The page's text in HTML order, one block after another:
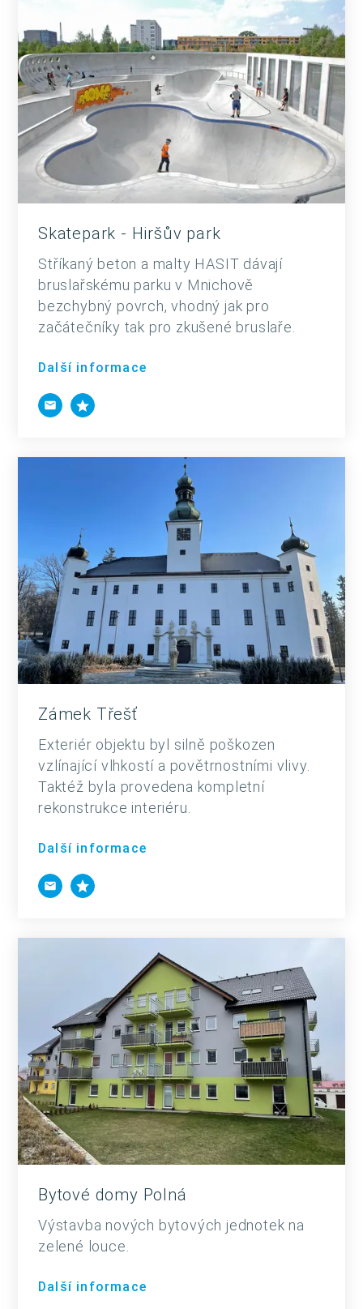
Skatepark - Hiršův park
Stříkaný beton a malty HASIT dávají
bruslařskému parku v Mnichově
bezchybný povrch, vhodný jak pro
začátečníky tak pro zkušené bruslaře.
Další informace
Zámek Třešť
Exteriér objektu byl silně poškozen
vzlínající vlhkostí a povětrnostními vlivy.
Taktéž byla provedena kompletní
rekonstrukce interiéru.
Další informace
Bytové domy Polná
Výstavba nových bytových jednotek na
zelené louce.
Další informace